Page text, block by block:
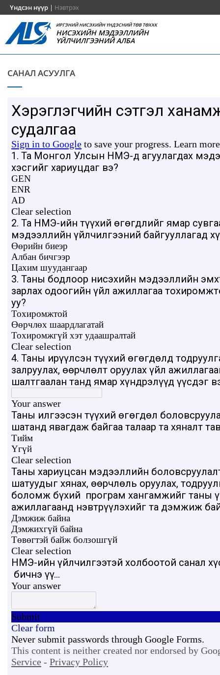
Үндсэн нүүр | Нэвтрэх
ИРГЭНИЙ НИСЭХИЙН ҮНДЭСНИЙ ТӨВ ТӨХХК
НИСЭХИЙН МЭДЭЭЛЛИЙН
ҮЙЛЧИЛГЭЭНИЙ АЛБА
САНАЛ АСУУЛГА